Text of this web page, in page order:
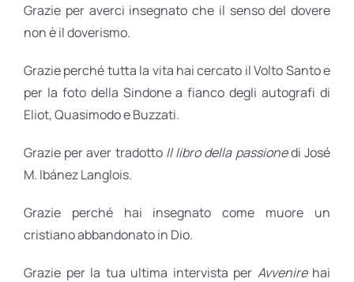
Grazie per averci insegnato che il senso del dovere
non è il doverismo.
Grazie perché tutta la vita hai cercato il Volto Santo e
per la foto della Sindone a fianco degli autografi di
Eliot, Quasimodo e Buzzati.
Grazie per aver tradotto Il libro della passionedi José
M. Ibánez Langlois.
Grazie perché hai insegnato come muore un
cristiano abbandonato in Dio.
Grazie per la tua ultima intervista per Avvenirehai